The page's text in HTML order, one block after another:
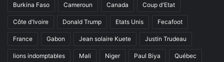
Burkina Faso Cameroun Canada Coup d'Etat
Côte d'Ivoire Donald Trump Etats Unis Fecafoot
France Gabon Jean solaire Kuete Justin Trudeau
lions indomptables Mali Niger Paul Biya Québec